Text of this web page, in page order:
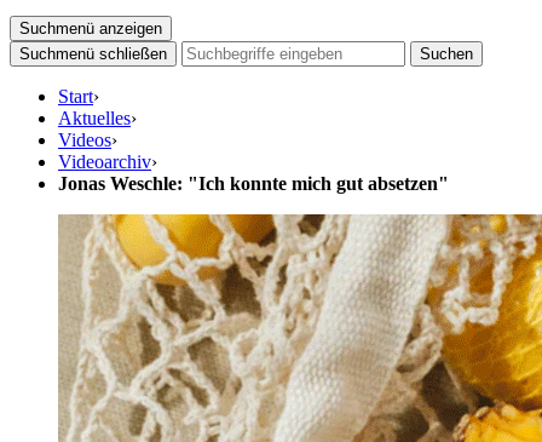
Suchmenü anzeigen
Suchmenü schließen
Suchen
Start›
Aktuelles›
Videos›
Videoarchiv›
Jonas Weschle: "Ich konnte mich gut absetzen"